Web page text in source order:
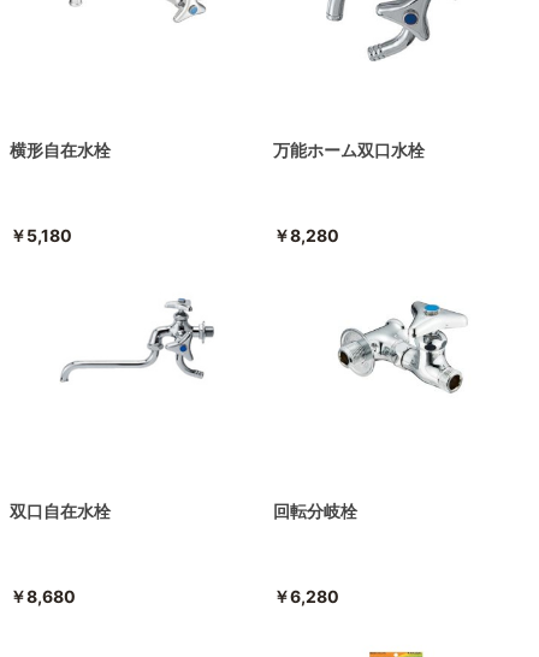
横形自在水栓
￥5,180
万能ホーム双口水栓
￥8,280
双口自在水栓
￥8,680
回転分岐栓
￥6,280